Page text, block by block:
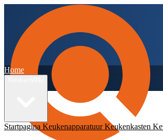
Home
Startpagina KeukenapparatuurKeukenkasten